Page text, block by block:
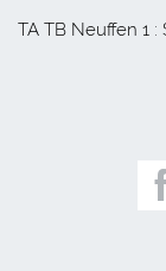
TA TB Neuffen 1